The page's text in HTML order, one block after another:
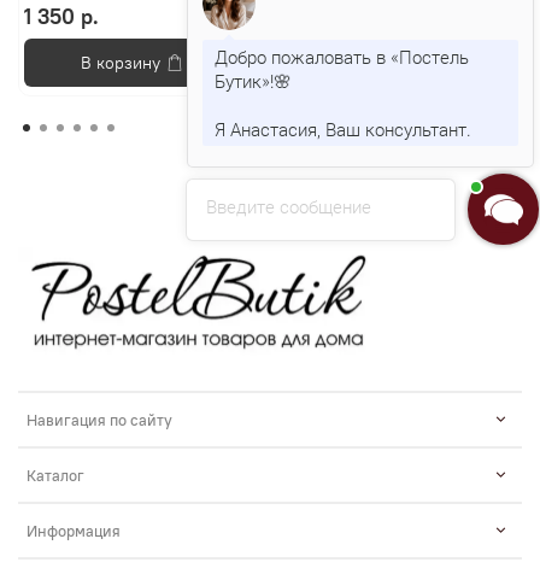
1 350 р.
В корзину В корзину
Навигация по сайту
Каталог
Информация
Введите сообщение
Добро пожаловать в «Постель
Бутик»!🌸
Я Анастасия, Ваш консультант.